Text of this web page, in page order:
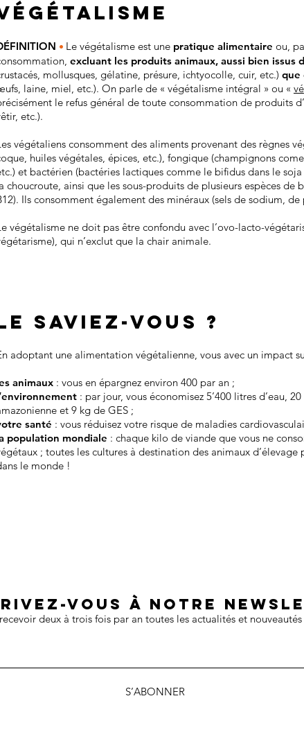
• Le végétalisme est une pratique alimentaire ou,
excluant les produits animaux, aussi bien issus
mollusques, gélatine, présure, ichtyocolle, cuir, etc.) que
laine, miel, etc.). On parle de « végétalisme intégral » ou «
le refus général de toute consommation de produits
etc.).
végétaliens consomment des aliments provenant des règnes
huiles végétales, épices, etc.), fongique (champignons
et bactérien (bactéries lactiques comme le bifidus dans le
choucroute, ainsi que les sous-produits de plusieurs espèces de
Ils consomment également des minéraux (sels de sodium,
végétalisme ne doit pas être confondu avec l’ovo-lacto-
qui n’exclut que la chair animale.
saviez-vous ?
adoptant une alimentation végétalienne, vous avec un impact
animaux : vous en épargnez environ 400 par an ;
: par jour, vous économisez 5’400 litres d’eau,
et 9 kg de GES ;
santé : vous réduisez votre risque de maladies
population mondiale : chaque kilo de viande que vous ne
; toutes les cultures à destination des animaux
le monde !
vous à notre
deux à trois fois par an toutes les actualités et
S’ABONNER